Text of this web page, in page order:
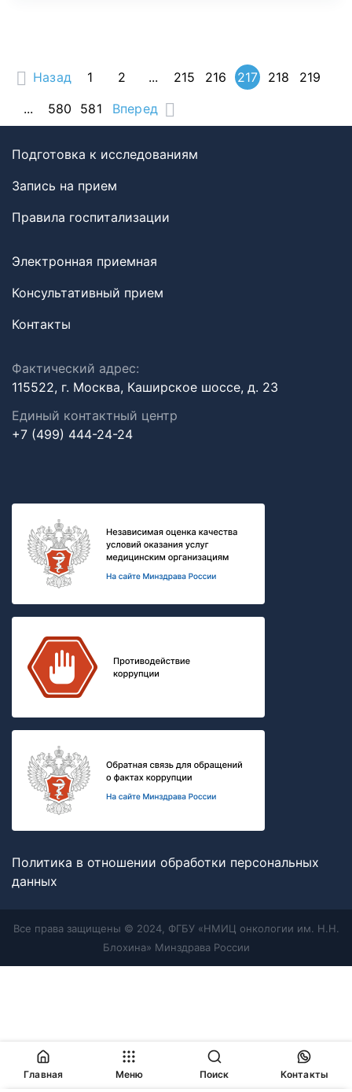
Назад 1 2 ... 215 216 217 218
219
...
580 581 Вперед
Подготовка к исследованиям
Запись на прием
Правила госпитализации
Электронная приемная
Консультативный прием
Контакты
Фактический адрес:
115522, г. Москва, Каширское шоссе, д. 23
Единый контактный центр
+7 (499) 444-24-24
Политика в отношении обработки персональных
данных
Все права защищены © 2024, ФГБУ «НМИЦ онкологии им. Н.Н.
Блохина» Минздрава России
Главная Меню Поиск Контакты